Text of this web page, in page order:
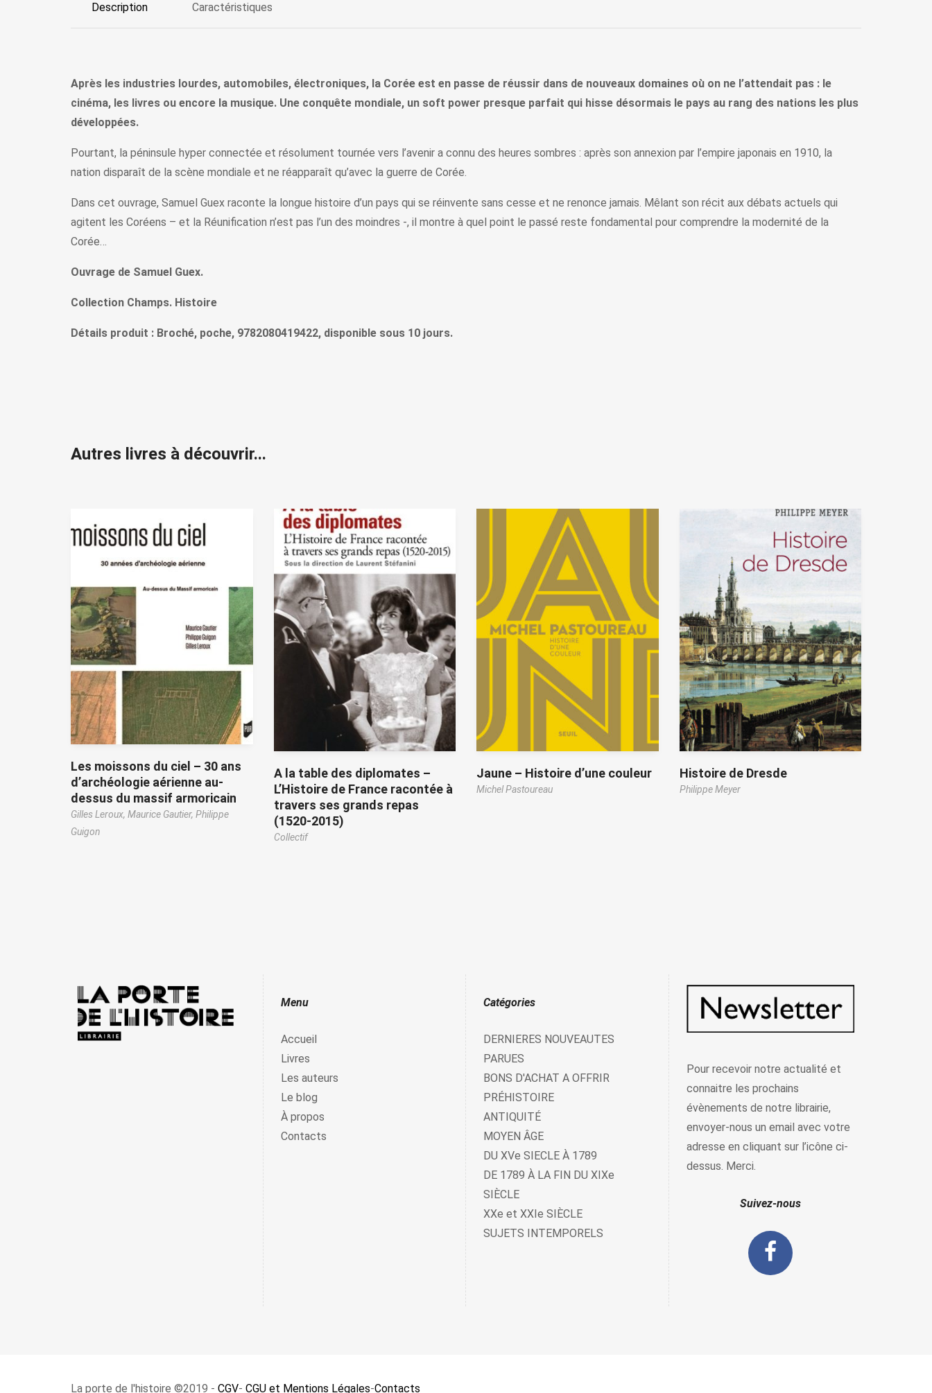
Description Caractéristiques
Après les industries lourdes, automobiles, électroniques, la Corée est en passe de réussir dans de nouveaux domaines où on ne l’attendait pas : le
cinéma, les livres ou encore la musique. Une conquête mondiale, un soft power presque parfait qui hisse désormais le pays au rang des nations les plus
développées.
Pourtant, la péninsule hyper connectée et résolument tournée vers l’avenir a connu des heures sombres : après son annexion par l’empire japonais en 1910, la
nation disparaît de la scène mondiale et ne réapparaît qu’avec la guerre de Corée.
Dans cet ouvrage, Samuel Guex raconte la longue histoire d’un pays qui se réinvente sans cesse et ne renonce jamais. Mêlant son récit aux débats actuels qui
agitent les Coréens – et la Réunification n’est pas l’un des moindres -, il montre à quel point le passé reste fondamental pour comprendre la modernité de la
Corée…
Ouvrage de Samuel Guex.
Collection Champs. Histoire
Détails produit : Broché, poche, 9782080419422, disponible sous 10 jours.
Autres livres à découvrir...
Les moissons du ciel – 30 ans
d’archéologie aérienne au-
dessus du massif armoricain
Gilles Leroux, Maurice Gautier, Philippe
Guigon
A la table des diplomates –
L’Histoire de France racontée à
travers ses grands repas
(1520-2015)
Collectif
Jaune – Histoire d’une couleur
Michel Pastoureau
Histoire de Dresde
Philippe Meyer
Menu
Accueil
Livres
Les auteurs
Le blog
À propos
Contacts
Catégories
DERNIERES NOUVEAUTES
PARUES
BONS D'ACHAT A OFFRIR
PRÉHISTOIRE
ANTIQUITÉ
MOYEN ÂGE
DU XVe SIECLE À 1789
DE 1789 À LA FIN DU XIXe
SIÈCLE
XXe et XXIe SIÈCLE
SUJETS INTEMPORELS
Pour recevoir notre actualité et
connaitre les prochains
évènements de notre librairie,
envoyer-nous un email avec votre
adresse en cliquant sur l’icône ci-
dessus. Merci.
Suivez-nous
La porte de l'histoire ©2019 - CGV- CGU et Mentions Légales-Contacts